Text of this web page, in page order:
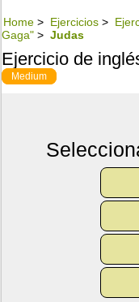
Home > Ejercicios >
Gaga" > Judas
Ejercicio de
Medium